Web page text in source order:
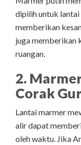
dipilih untuk lantai
memberikan
juga memberikan
ruangan.
2.
Corak
Lantai marmer
alir dapat
oleh waktu. Jika